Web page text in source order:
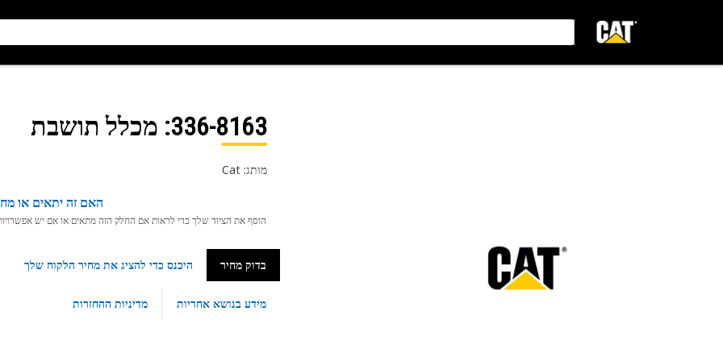
336-8163: מכלל תושבת
מותג: Cat
האם זה יתאים או
הוסף את הציוד שלך כדי לראות אם החלק הזה מתאים או אם יש אפשרויות
בדוק מחיר היכנס כדי להציג את מחיר הלקוח שלך
מידע בנושא אחריות מדיניות ההחזרות